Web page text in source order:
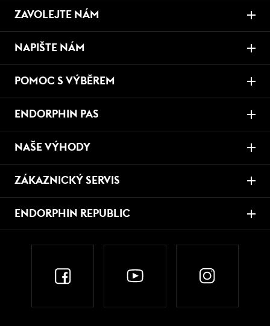
ZAVOLEJTE NÁM
NAPIŠTE NÁM
POMOC S VÝBĚREM
ENDORPHIN PAS
NAŠE VÝHODY
ZÁKAZNICKÝ SERVIS
ENDORPHIN REPUBLIC